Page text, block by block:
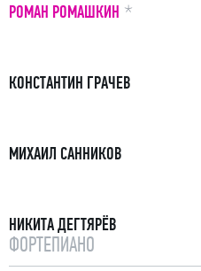
РОМАН РОМАШКИН ПРИМЕЧАНИЕ
КОНСТАНТИН ГРАЧЕВ
МИХАИЛ САННИКОВ
НИКИТА ДЕГТЯРЁВ
ФОРТЕПИАНО